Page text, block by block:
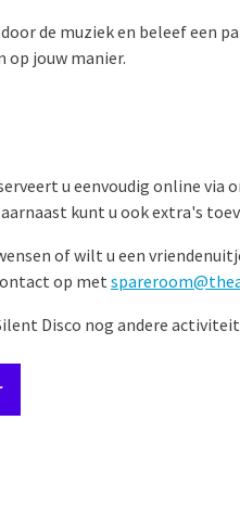
de muziek en beleef een
op jouw manier.
u eenvoudig online via
kunt u ook extra's
of wilt u een
op met
Disco nog andere